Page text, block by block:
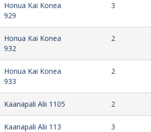
Honua Kai Konea
929
3
Honua Kai Konea
932
2
Honua Kai Konea
933
2
Kaanapali Alii 1105 2
Kaanapali Alii 113 3